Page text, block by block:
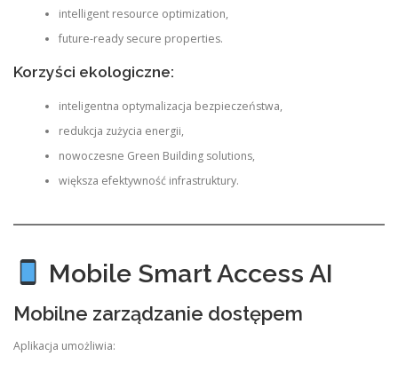
intelligent resource optimization,
future-ready secure properties.
Korzyści ekologiczne:
inteligentna optymalizacja bezpieczeństwa,
redukcja zużycia energii,
nowoczesne Green Building solutions,
większa efektywność infrastruktury.
Mobile Smart Access AI
Mobilne zarządzanie dostępem
Aplikacja umożliwia: